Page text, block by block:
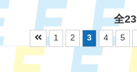
全
1 2 3 4 5